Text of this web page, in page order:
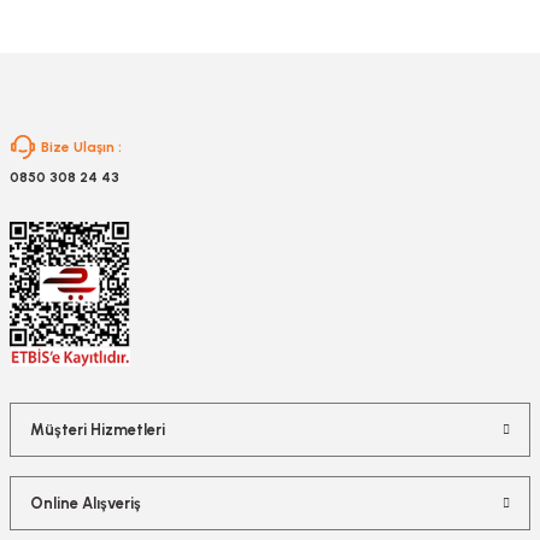
Bize Ulaşın :
0850 308 24 43
Müşteri Hizmetleri
Online Alışveriş